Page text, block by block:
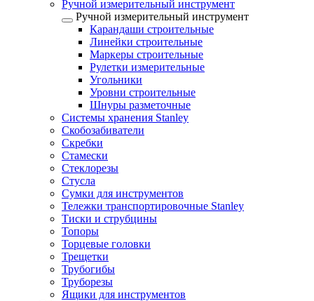
Ручной измерительный инструмент
Ручной измерительный инструмент
Карандаши строительные
Линейки строительные
Маркеры строительные
Рулетки измерительные
Угольники
Уровни строительные
Шнуры разметочные
Системы хранения Stanley
Скобозабиватели
Скребки
Стамески
Стеклорезы
Стусла
Сумки для инструментов
Тележки транспортировочные Stanley
Тиски и струбцины
Топоры
Торцевые головки
Трещетки
Трубогибы
Труборезы
Ящики для инструментов